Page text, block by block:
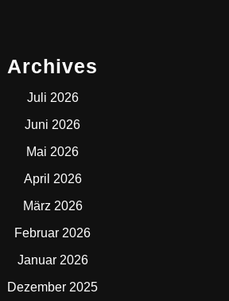
Archives
Juli 2026
Juni 2026
Mai 2026
April 2026
März 2026
Februar 2026
Januar 2026
Dezember 2025